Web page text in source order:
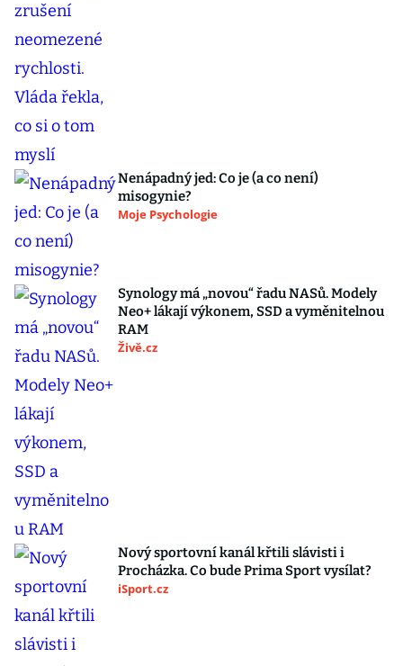
Nenápadný jed: Co je (a co není)
misogynie?
Moje Psychologie
Synology má „novou“ řadu NASů. Modely
Neo+ lákají výkonem, SSD a vyměnitelnou
RAM
Živě.cz
Nový sportovní kanál křtili slávisti i
Procházka. Co bude Prima Sport vysílat?
iSport.cz